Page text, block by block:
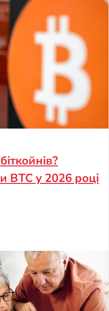
BTC у 2026 році